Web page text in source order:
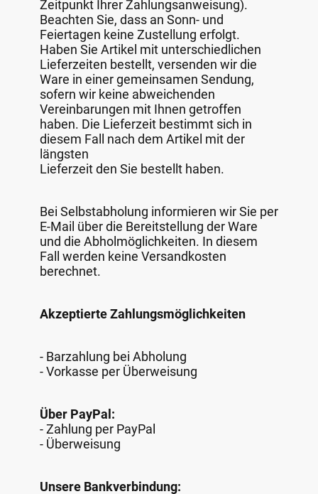
Zeitpunkt Ihrer Zahlungsanweisung).
Beachten Sie, dass an Sonn- und
Feiertagen keine Zustellung erfolgt.
Haben Sie Artikel mit unterschiedlichen
Lieferzeiten bestellt, versenden wir die
Ware in einer gemeinsamen Sendung,
sofern wir keine abweichenden
Vereinbarungen mit Ihnen getroffen
haben. Die Lieferzeit bestimmt sich in
diesem Fall nach dem Artikel mit der
längsten
Lieferzeit den Sie bestellt haben.
Bei Selbstabholung informieren wir Sie per
E-Mail über die Bereitstellung der Ware
und die Abholmöglichkeiten. In diesem
Fall werden keine Versandkosten
berechnet.
Akzeptierte Zahlungsmöglichkeiten
- Barzahlung bei Abholung
- Vorkasse per Überweisung
Über PayPal:
- Zahlung per PayPal
- Überweisung
Unsere Bankverbindung: